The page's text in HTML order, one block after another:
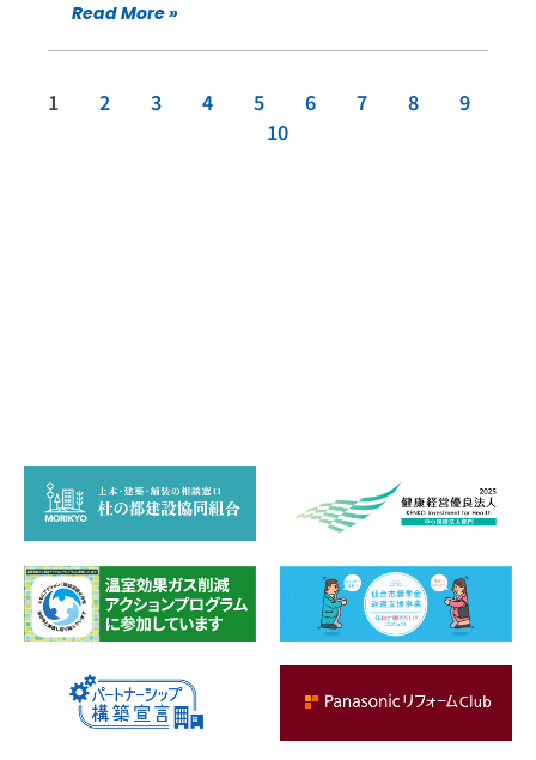
Read More »
1 2 3 4 5 6 7 8
9
10